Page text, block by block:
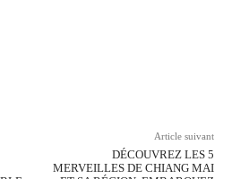
Article suivant
DÉCOUVREZ LES 5
MERVEILLES DE CHIANG MAI